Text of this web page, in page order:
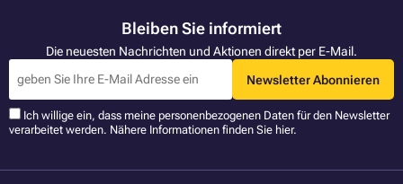
Bleiben Sie informiert
Die neuesten Nachrichten und Aktionen direkt per E-Mail.
Newsletter Abonnieren
Ich willige ein, dass meine personenbezogenen Daten für den Newsletter
verarbeitet werden. Nähere Informationen finden Sie hier.